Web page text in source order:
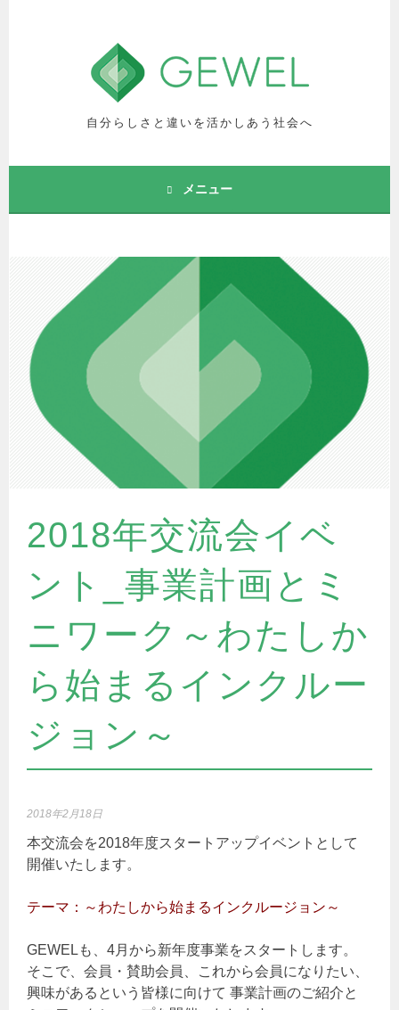
自分らしさと違いを活かしあう社会へ
メニュー
2018年交流会イベ
ント_事業計画とミ
ニワーク～わたしか
ら始まるインクルー
ジョン～
2018年2月18日
本交流会を2018年度スタートアップイベントとして
開催いたします。
テーマ：～わたしから始まるインクルージョン～
GEWELも、4月から新年度事業をスタートします。
そこで、会員・賛助会員、これから会員になりたい、
興味があるという皆様に向けて 事業計画のご紹介と